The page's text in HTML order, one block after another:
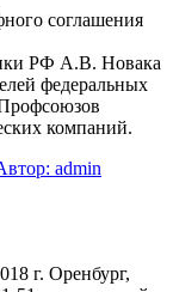
соглашения
РФ А.В. Новака
федеральных
компаний.
admin
г. Оренбург,